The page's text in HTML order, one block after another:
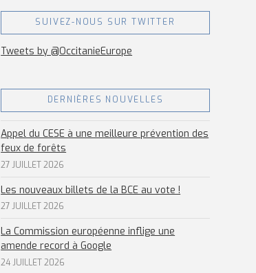
SUIVEZ-NOUS SUR TWITTER
Tweets by @OccitanieEurope
DERNIÈRES NOUVELLES
Appel du CESE à une meilleure prévention des
feux de forêts
27 JUILLET 2026
Les nouveaux billets de la BCE au vote !
27 JUILLET 2026
La Commission européenne inflige une
amende record à Google
24 JUILLET 2026